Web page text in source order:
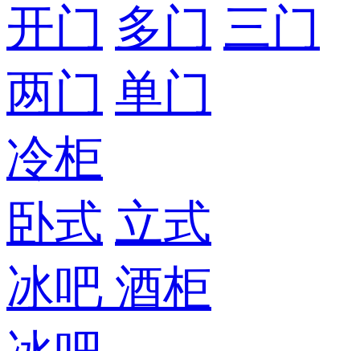
开门 多门 三门
两门 单门
冷柜
卧式 立式
冰吧 酒柜